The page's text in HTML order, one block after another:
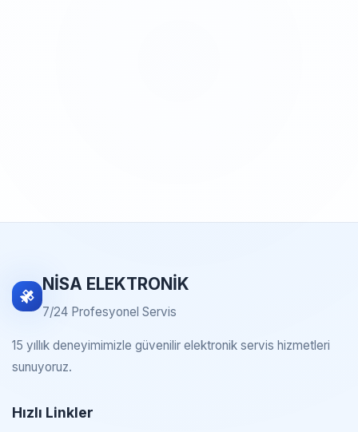
NİSA ELEKTRONİK
7/24 Profesyonel Servis
15 yıllık deneyimimizle güvenilir elektronik servis hizmetleri
sunuyoruz.
Hızlı Linkler